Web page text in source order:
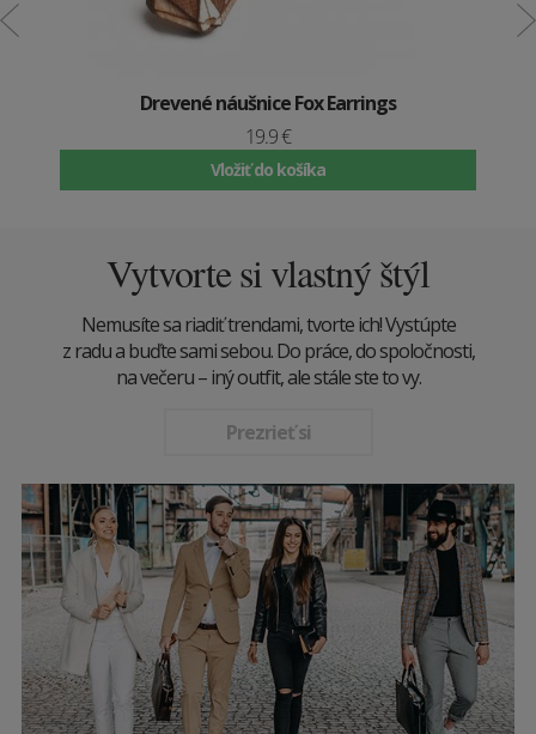
Drevené náušnice Fox Earrings
19.9 €
Vložiť do košíka
Vytvorte si vlastný štýl
Nemusíte sa riadiť trendami, tvorte ich! Vystúpte
z radu a buďte sami sebou. Do práce, do spoločnosti,
na večeru – iný outfit, ale stále ste to vy.
Prezrieť si